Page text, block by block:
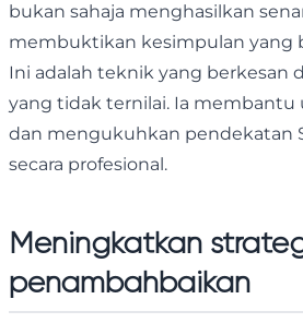
bukan sahaja menghasilkan
membuktikan kesimpulan yang
Ini adalah teknik yang berkesan
yang tidak ternilai. Ia
dan mengukuhkan pendekatan
secara profesional.
Meningkatkan
penambahbaikan